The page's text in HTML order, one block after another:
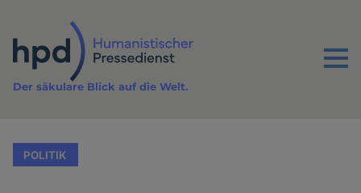
Inhalt
Menu
Der säkulare Blick auf die Welt.
POLITIK